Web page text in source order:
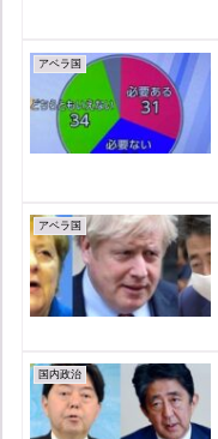
アベラ国
アベラ国
国内政治